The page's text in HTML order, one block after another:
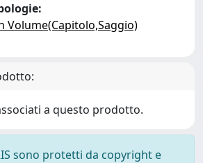
Volume(Capitolo,Saggio)
a questo prodotto.
sono protetti da copyright e